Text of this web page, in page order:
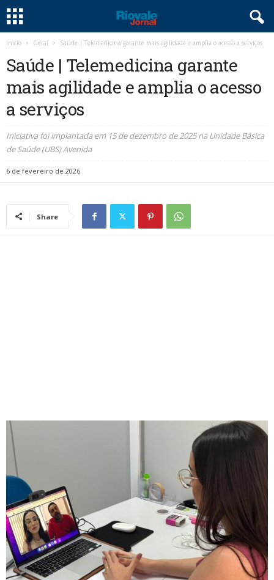
Início Geral Saúde | Telemedicina garante mais agilidade e amplia o acesso a serviços
Saúde | Telemedicina garante
mais agilidade e amplia o acesso
a serviços
Iniciativa foi implantada em 15 de dezembro de 2025 na Unidade Básica
de Saúde (UBS) Avenida
6 de fevereiro de 2026
Share